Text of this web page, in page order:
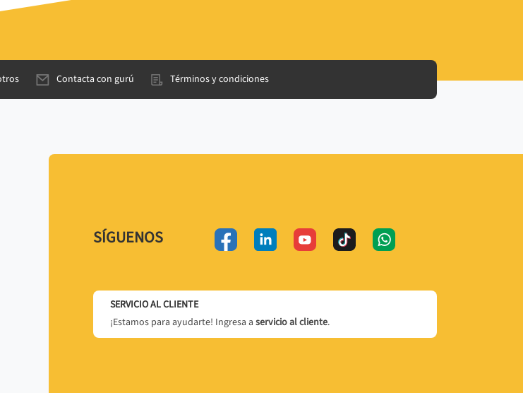
Contacta con gurú Términos y condiciones
SÍGUENOS
SERVICIO AL CLIENTE
¡Estamos para ayudarte! Ingresa a servicio al cliente.